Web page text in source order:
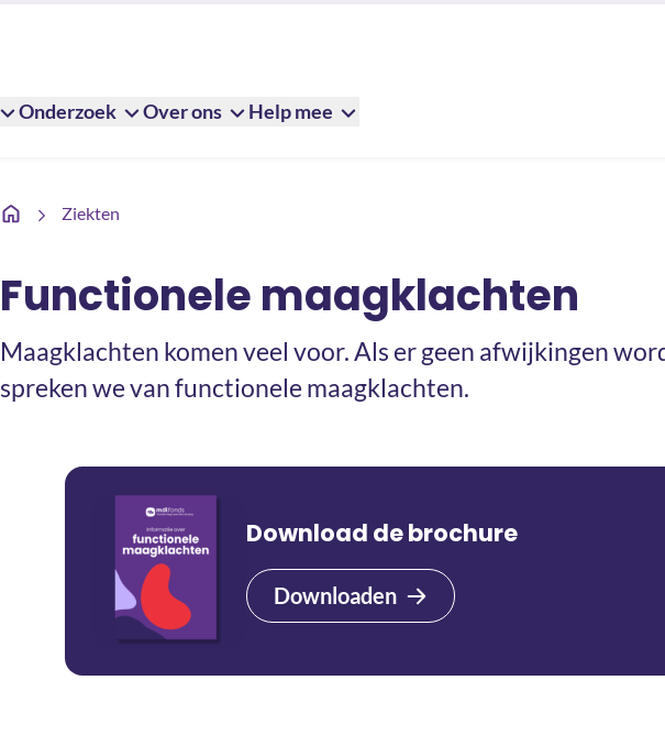
Onderzoek Over ons Help mee
Ziekten
Functionele maagklachten
Functionele maagklachten
Maagklachten komen veel voor. Als er geen afwijkingen
spreken we van functionele maagklachten.
Download de brochure
Downloaden